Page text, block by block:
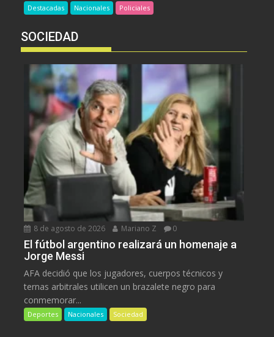
Destacadas Nacionales Policiales
SOCIEDAD
8 de agosto de 2026 Mariano Z 0
El fútbol argentino realizará un homenaje a
Jorge Messi
AFA decidió que los jugadores, cuerpos técnicos y
ternas arbitrales utilicen un brazalete negro para
conmemorar...
Deportes Nacionales Sociedad